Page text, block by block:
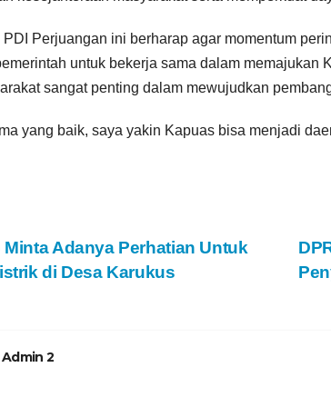
Perjuangan ini berharap agar momentum
untuk bekerja sama dalam memajukan
sangat penting dalam mewujudkan
yang baik, saya yakin Kapuas bisa menjadi
Adanya Perhatian Untuk
di Desa Karukus
Admin 2